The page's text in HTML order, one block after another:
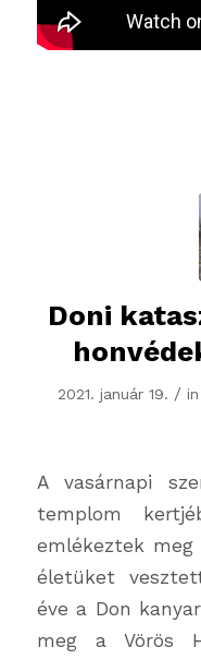
Doni
2021. január 19. / in
A vasárnapi
templom
emlékeztek
életüket
éve a Don
meg a Vörös